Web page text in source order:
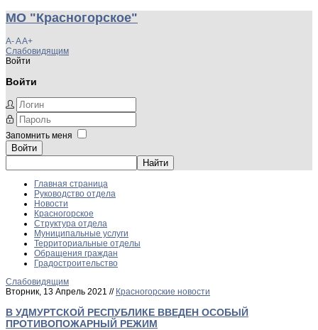
МО "Красногорское"
A-AA+
Слабовидящим
Войти
Войти
Запомнить меня
Войти
Главная страница
Руководство отдела
Новости
Красногорское
Структура отдела
Муниципальные услуги
Территориальные отделы
Обращения граждан
Градостроительство
Слабовидящим
Вторник, 13 Апрель 2021 // Красногорские новости
В УДМУРТСКОЙ РЕСПУБЛИКЕ ВВЕДЕН ОСОБЫЙ
ПРОТИВОПОЖАРНЫЙ РЕЖИМ